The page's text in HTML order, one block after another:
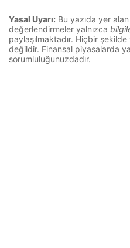
Yasal Uyarı: Bu yazıda yer
değerlendirmeler yalnızca
paylaşılmaktadır. Hiçbir
değildir. Finansal piyasalarda
sorumluluğunuzdadır.